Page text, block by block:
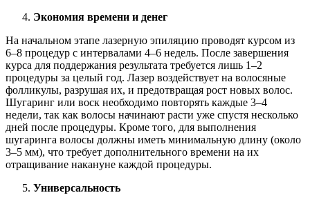
Экономия времени и денег
На начальном этапе лазерную эпиляцию проводят курсом из
6–8 процедур с интервалами 4–6 недель. После завершения
курса для поддержания результата требуется лишь 1–2
процедуры за целый год. Лазер воздействует на волосяные
фолликулы, разрушая их, и предотвращая рост новых волос.
Шугаринг или воск необходимо повторять каждые 3–4
недели, так как волосы начинают расти уже спустя несколько
дней после процедуры. Кроме того, для выполнения
шугаринга волосы должны иметь минимальную длину (около
3–5 мм), что требует дополнительного времени на их
отращивание накануне каждой процедуры.
Универсальность